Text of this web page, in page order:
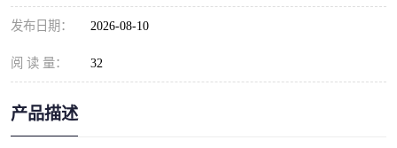
发布日期： 2026-08-10
阅 读 量： 32
产品描述